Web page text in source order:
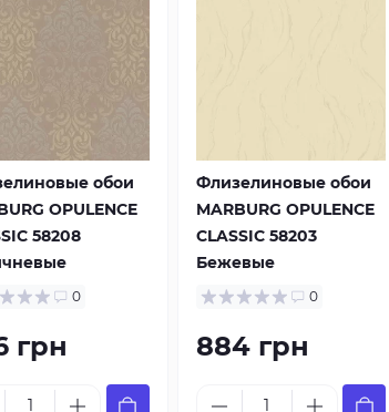
обои
OPULENCE
58208
0
грн
Флизелиновые обои
MARBURG OPULENCE
CLASSIC 58203
Бежевые
0
884 грн